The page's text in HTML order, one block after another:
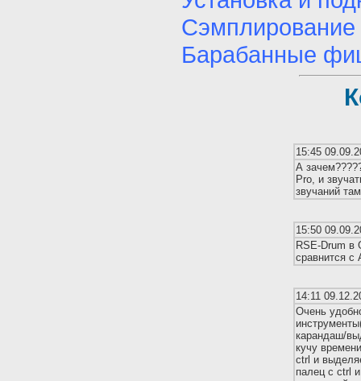
Сэмплирование
Барабанные
15:45
А
Pro, и
звучаний
15:50
RSE-Drum в
сравнится с
14:11
Очень
карандаш/
кучу
ctrl и
палец с ctrl